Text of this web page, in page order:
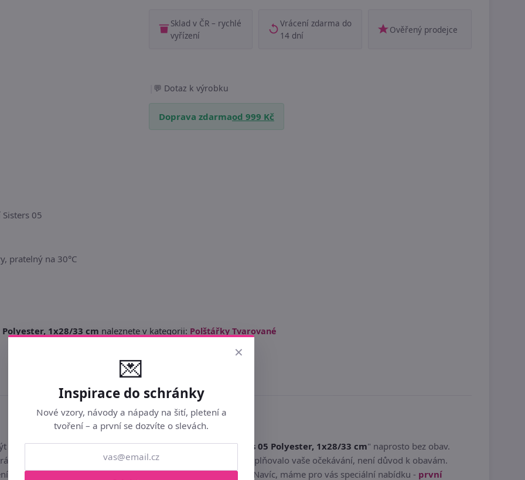
Sklad v ČR – rychlé
vyřízení
Vrácení zdarma do
14 dní
Ověřený prodejce
Dotaz k výrobku
Doprava zdarmaod 999 Kč
Sisters 05
pratelný na 30°C
1x28/33 cm naleznete v kategorii: Polštářky Tvarované
s nákupem "Cestovní polštářek Ledové Království Sisters 05 Polyester, 1x28/33 cm" naprosto bez obav.
Sisters 05 Polyester, 1x28/33 cm nezdálo nebo by nesplňovalo vaše očekávání, není důvod k obavám.
a buď ho vyměnit za jiné zboží, nebo odstoupit od smlouvy. Navíc, máme pro vás speciální nabídku - první
×
💌
Inspirace do schránky
Nové vzory, návody a nápady na šití, pletení a
tvoření – a první se dozvíte o slevách.